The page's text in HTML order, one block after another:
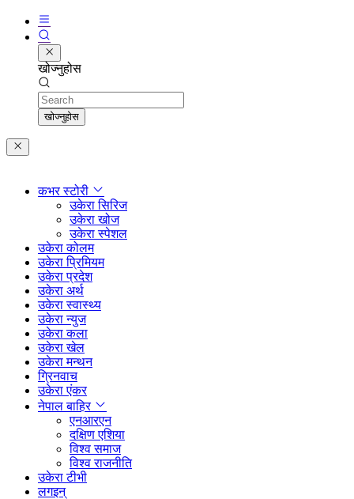
खोज्नुहोस
Search
खोज्नुहोस
कभर स्टोरी
उकेरा सिरिज
उकेरा खोज
उकेरा स्पेशल
उकेरा कोलम
उकेरा प्रिमियम
उकेरा प्रदेश
उकेरा अर्थ
उकेरा स्वास्थ्य
उकेरा न्युज
उकेरा कला
उकेरा खेल
उकेरा मन्थन
ग्रिनवाच
उकेरा एंकर
नेपाल बाहिर
एनआरएन
दक्षिण एशिया
विश्व समाज
विश्व राजनीति
उकेरा टीभी
लगइन्